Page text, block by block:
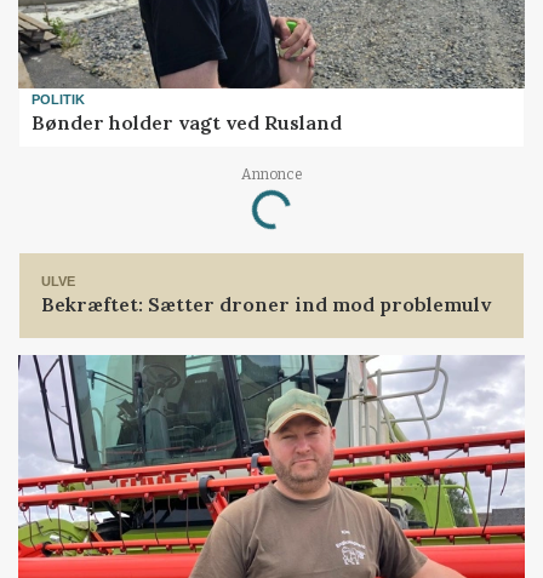
POLITIK
Bønder holder vagt ved Rusland
Annonce
Loading...
ULVE
Bekræftet: Sætter droner ind mod problemulv